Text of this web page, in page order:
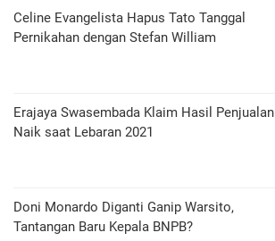
Celine Evangelista Hapus Tato Tanggal
Pernikahan dengan Stefan William
Erajaya Swasembada Klaim Hasil Penjualan
Naik saat Lebaran 2021
Doni Monardo Diganti Ganip Warsito,
Tantangan Baru Kepala BNPB?